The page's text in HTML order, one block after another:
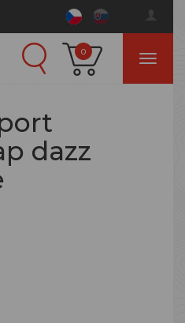
0
dazz